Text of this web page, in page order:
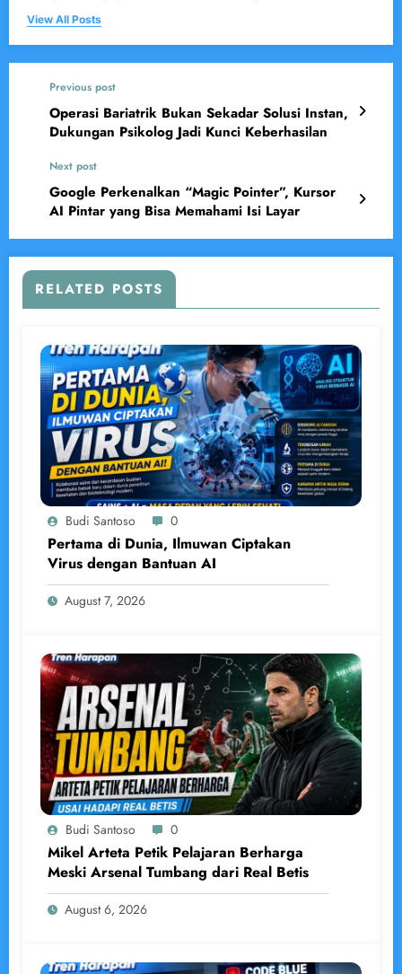
View All Posts
Previous post
Operasi Bariatrik Bukan Sekadar Solusi Instan,
Dukungan Psikolog Jadi Kunci Keberhasilan
Next post
Google Perkenalkan “Magic Pointer”, Kursor
AI Pintar yang Bisa Memahami Isi Layar
RELATED POSTS
Budi Santoso 0
Pertama di Dunia, Ilmuwan Ciptakan
Virus dengan Bantuan AI
August 7, 2026
Budi Santoso 0
Mikel Arteta Petik Pelajaran Berharga
Meski Arsenal Tumbang dari Real Betis
August 6, 2026